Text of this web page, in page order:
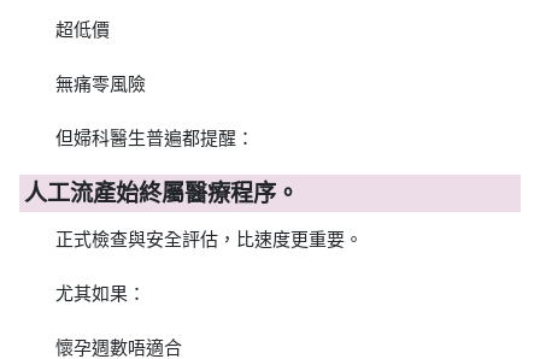
超低價
無痛零風險
但婦科醫生普遍都提醒：
人工流產始終屬醫療程序。
正式檢查與安全評估，比速度更重要。
尤其如果：
懷孕週數唔適合